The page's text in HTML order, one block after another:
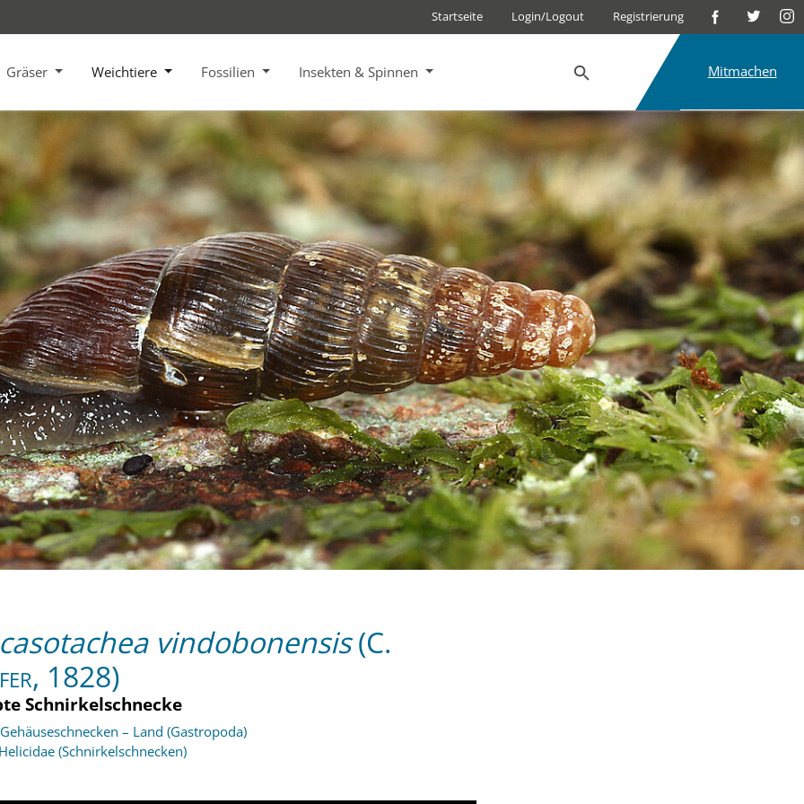
Startseite Login/Logout Registrierung
Gräser Weichtiere Fossilien Insekten & Spinnen Mitmachen
vindobonensis(C.
1828)
Schnirkelschnecke
Gehäuseschnecken – Land (Gastropoda)
Helicidae (Schnirkelschnecken)